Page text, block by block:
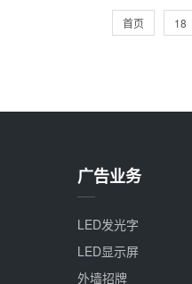
首页 18
广告业务
LED发光字
LED显示屏
外墙招牌